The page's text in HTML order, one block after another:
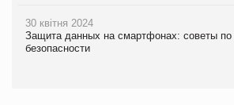
30 квітня 2024
Защита данных на смартфонах: советы
безопасности